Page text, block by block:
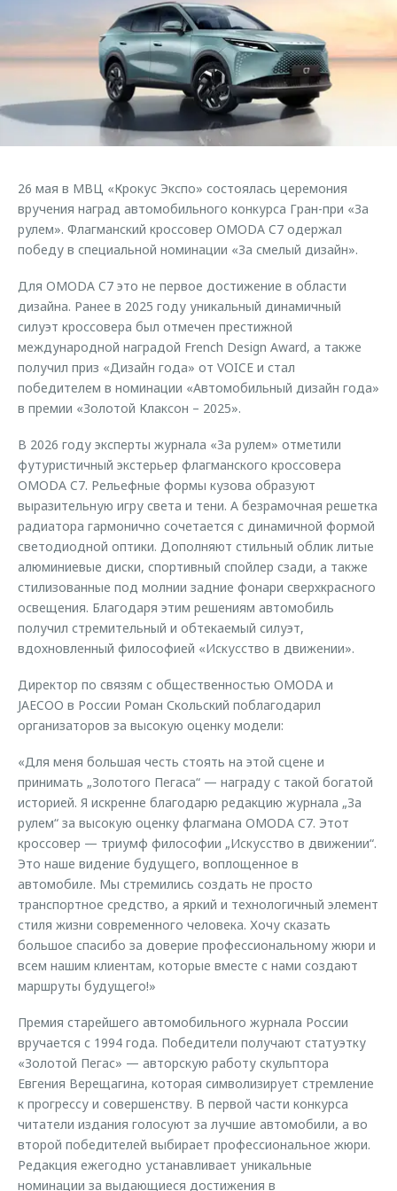
Кредитный калькулятор
Одежда и сувениры
Оригинальные аксессуары
Трейд-ин
Калькулятор трейд-ин
Руководства по эксплуатации
Клиентская поддержка
O&J Автоклуб
Клуб владельцев OMODA
Приложение O&J
Одежда и сувениры
Оригинальные аксессуары
Запчасти
Обратная связь
26 мая в МВЦ «Крокус Экспо» состоялась церемония
вручения наград автомобильного конкурса Гран-при «За
рулем». Флагманский кроссовер OMODA C7 одержал
победу в специальной номинации «За смелый дизайн».
Для OMODA C7 это не первое достижение в области
дизайна. Ранее в 2025 году уникальный динамичный
силуэт кроссовера был отмечен престижной
международной наградой French Design Award, а также
получил приз «Дизайн года» от VOICE и стал
победителем в номинации «Автомобильный дизайн года»
в премии «Золотой Клаксон – 2025».
В 2026 году эксперты журнала «За рулем» отметили
футуристичный экстерьер флагманского кроссовера
OMODA C7. Рельефные формы кузова образуют
выразительную игру света и тени. А безрамочная решетка
радиатора гармонично сочетается с динамичной формой
светодиодной оптики. Дополняют стильный облик литые
алюминиевые диски, спортивный спойлер сзади, а также
стилизованные под молнии задние фонари сверхкрасного
освещения. Благодаря этим решениям автомобиль
получил стремительный и обтекаемый силуэт,
вдохновленный философией «Искусство в движении».
Директор по связям с общественностью OMODA и
JAECOO в России Роман Скольский поблагодарил
организаторов за высокую оценку модели:
«Для меня большая честь стоять на этой сцене и
принимать „Золотого Пегаса“ — награду с такой богатой
историей. Я искренне благодарю редакцию журнала „За
рулем“ за высокую оценку флагмана OMODA C7. Этот
кроссовер — триумф философии „Искусство в движении“.
Это наше видение будущего, воплощенное в
автомобиле. Мы стремились создать не просто
транспортное средство, а яркий и технологичный элемент
стиля жизни современного человека. Хочу сказать
большое спасибо за доверие профессиональному жюри и
всем нашим клиентам, которые вместе с нами создают
маршруты будущего!»
Премия старейшего автомобильного журнала России
вручается с 1994 года. Победители получают статуэтку
«Золотой Пегас» — авторскую работу скульптора
Евгения Верещагина, которая символизирует стремление
к прогрессу и совершенству. В первой части конкурса
читатели издания голосуют за лучшие автомобили, а во
второй победителей выбирает профессиональное жюри.
Редакция ежегодно устанавливает уникальные
номинации за выдающиеся достижения в